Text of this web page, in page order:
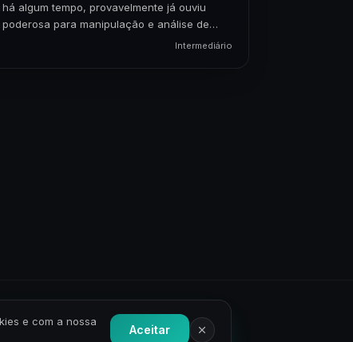
algum tempo, provavelmente já ouviu
para manipulação e análise de
Intermediário
e com a nossa
Aceitar